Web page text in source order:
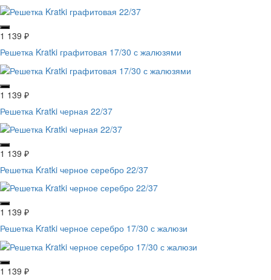
1 139 ₽
Решетка Kratki графитовая 17/30 с жалюзями
1 139 ₽
Решетка Kratki черная 22/37
1 139 ₽
Решетка Kratki черное серебро 22/37
1 139 ₽
Решетка Kratki черное серебро 17/30 с жалюзи
1 139 ₽